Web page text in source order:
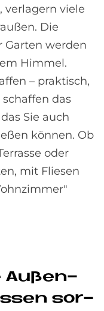
verlagern viele
Die
Garten werden
Himmel.
– praktisch,
das
Sie auch
können. Ob
oder
mit Fliesen
Au­ßen­
sor­